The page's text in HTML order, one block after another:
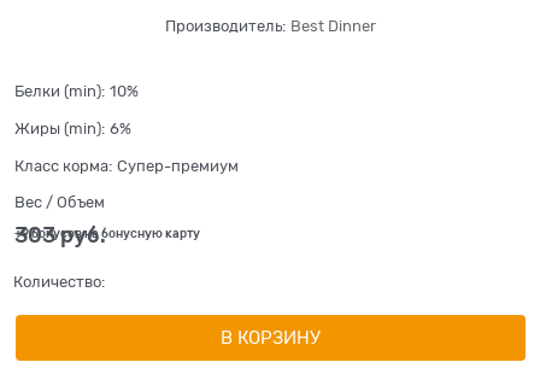
Производитель: Best Dinner
Белки (min): 10%
Жиры (min): 6%
Класс корма: Супер-премиум
Вес / Объем
303 руб.
+9 бонусов на бонусную карту
Количество:
В КОРЗИНУ